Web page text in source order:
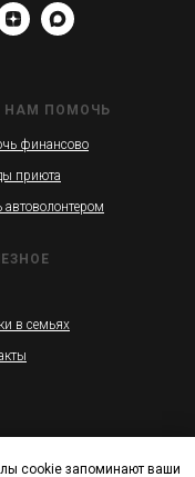
cookie запоминают ваши
НАМ ПОМОЧЬ
финансово
приюта
автоволонтером
в семьях